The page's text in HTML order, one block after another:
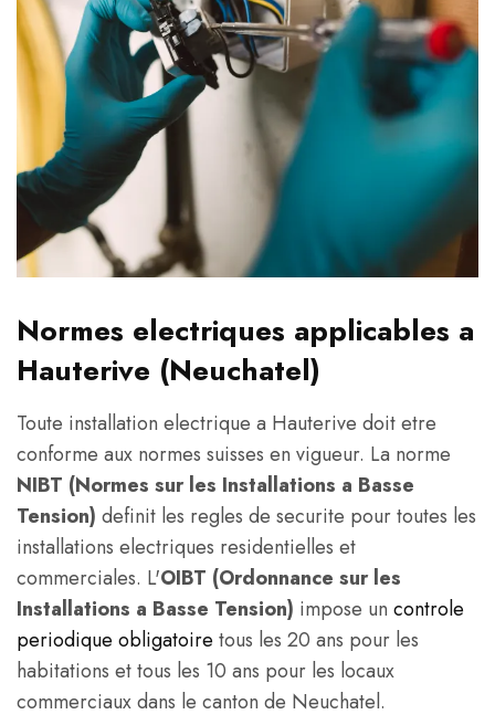
Normes electriques applicables a
Hauterive (Neuchatel)
Toute installation electrique a Hauterive doit etre
conforme aux normes suisses en vigueur. La norme
NIBT (Normes sur les Installations a Basse
Tension) definit les regles de securite pour toutes les
installations electriques residentielles et
commerciales. L'OIBT (Ordonnance sur les
Installations a Basse Tension) impose un controle
periodique obligatoire tous les 20 ans pour les
habitations et tous les 10 ans pour les locaux
commerciaux dans le canton de Neuchatel.